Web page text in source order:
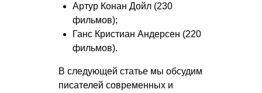
Артур Конан Дойл (230
фильмов);
Ганс Кристиан Андерсен (220
фильмов).
В следующей статье мы обсудим
писателей современных и